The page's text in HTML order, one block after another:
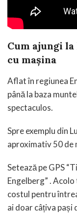
Cum ajungi
cu mașina
Aflat în regiunea
până la baza
spectaculos.
Spre exemplu din
aproximativ 50 de
Setează pe GPS
Engelberg” .
costul pentru
ai doar câțiva pași